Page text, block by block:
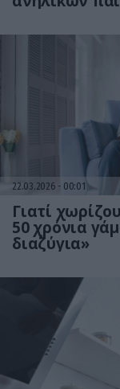
22.03.2026 00:01
Γιατί
50 χρόνια
διαζύγια»